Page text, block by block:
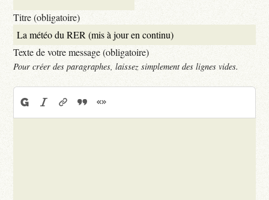
Titre (obligatoire)
Texte de votre message (obligatoire)
Pour créer des paragraphes, laissez simplement des lignes vides.